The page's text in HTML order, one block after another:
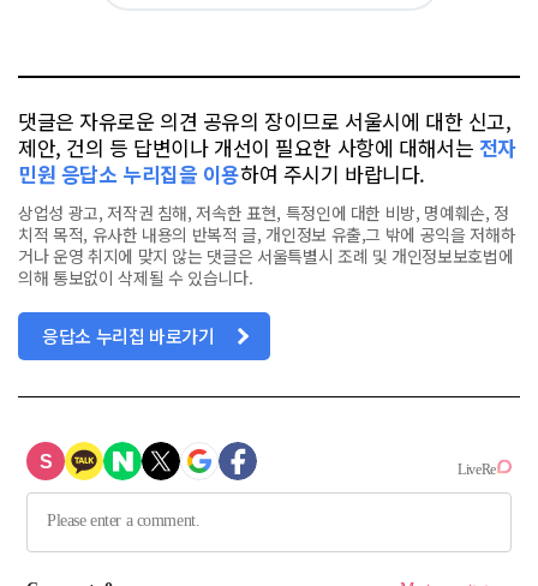
댓글은 자유로운 의견 공유의 장이므로 서울시에 대한 신고,
제안, 건의 등 답변이나 개선이 필요한 사항에 대해서는 전자
민원 응답소 누리집을 이용하여 주시기 바랍니다.
상업성 광고, 저작권 침해, 저속한 표현, 특정인에 대한 비방, 명예훼손, 정
치적 목적, 유사한 내용의 반복적 글, 개인정보 유출,그 밖에 공익을 저해하
거나 운영 취지에 맞지 않는 댓글은 서울특별시 조례 및 개인정보보호법에
의해 통보없이 삭제될 수 있습니다.
응답소 누리집 바로가기